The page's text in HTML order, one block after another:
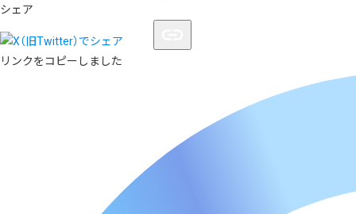
シェア
リンクをコピーしました